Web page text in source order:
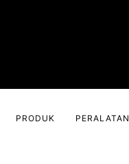
PRODUK PERALATAN